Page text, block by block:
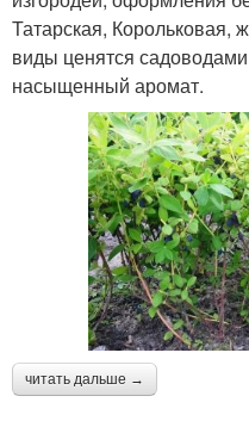
Татарская, Корольковая,
виды ценятся садоводами
насыщенный аромат.
читать дальше →